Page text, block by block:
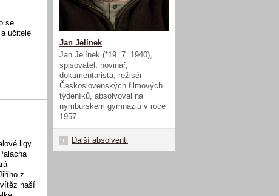
se
učitele
ligy
z
naší
Jan Jelínek
Jan Jelínek (*19. 7. 1940),
spisovatel, novinář,
dokumentarista, režisér
Československých filmových
týdeníků, absolvoval na
nymburském gymnáziu v roce
1957.
Další absolventi